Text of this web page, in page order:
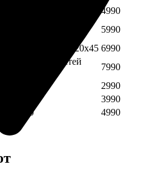
из пяти частей 20х45
4990
из шести частей
5990
из семи частей 20х45 6990
из восьми частей
7990
30х30
2990
30х60
3990
30х90
4990